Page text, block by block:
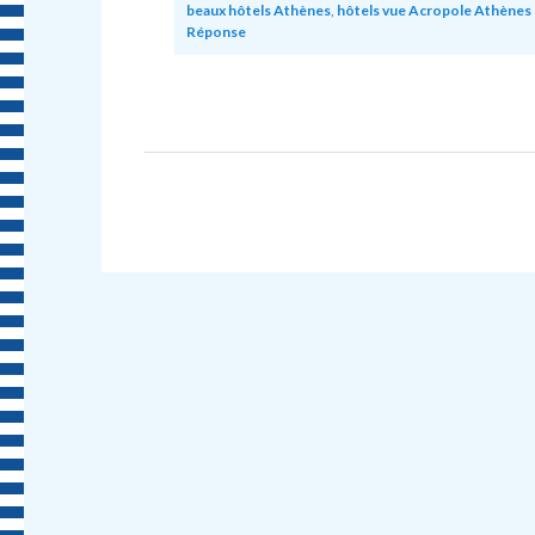
beaux hôtels Athènes, hôtels vue Acropole Athènes
Réponse